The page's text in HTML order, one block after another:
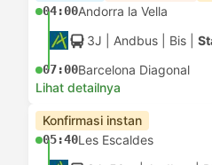
04:00Andorra la Vella
3J | Andbus Bis
07:00Barcelona Diagonal
Lihat detailnya
Konfirmasi instan
05:40Les Escaldes